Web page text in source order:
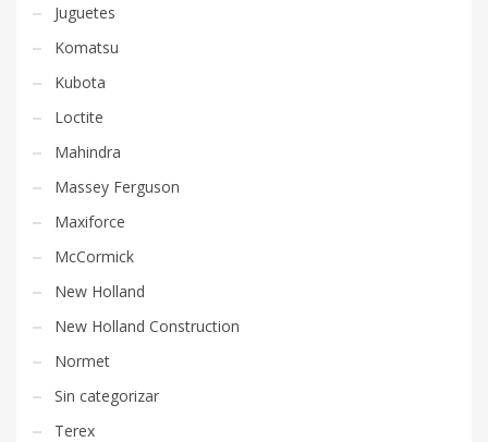
Juguetes
Komatsu
Kubota
Loctite
Mahindra
Massey Ferguson
Maxiforce
McCormick
New Holland
New Holland Construction
Normet
Sin categorizar
Terex